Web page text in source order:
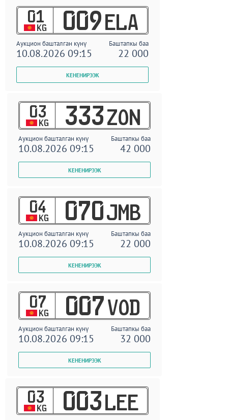
01
KG 009 ELA
Аукцион башталган күнү Баштапкы баа
10.08.2026 09:15 22 000
03
KG 333 ZON
Аукцион башталган күнү Баштапкы баа
10.08.2026 09:15 42 000
04
KG 070 JMB
Аукцион башталган күнү Баштапкы баа
10.08.2026 09:15 22 000
07
KG 007 VOD
Аукцион башталган күнү Баштапкы баа
10.08.2026 09:15 32 000
03
KG 003 LEE